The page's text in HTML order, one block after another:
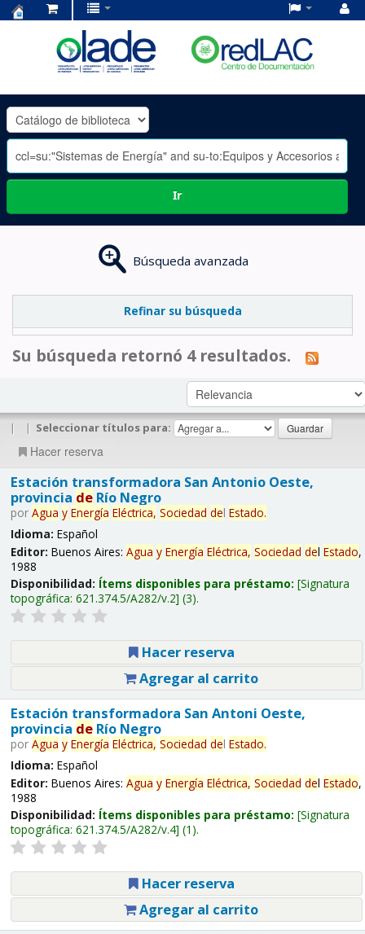
OLADE
-
Ir
Búsqueda avanzada
Refinar su búsqueda
Su búsqueda retornó 4 resultados.
| | Seleccionar títulos para:
Hacer reserva
Estación transformadora San Antonio Oeste,
provincia deRío Negro
por Agua y Energía Eléctrica, Sociedad del Estado.
Idioma: Español
Editor: Buenos Aires: Agua y Energía Eléctrica, Sociedad del Estado,
1988
Disponibilidad: Ítems disponibles para préstamo: Signatura
topográfica: 621.374.5/A282/v.2 (3).
Hacer reserva
Agregar al carrito
Estación transformadora San Antoni Oeste,
provincia deRío Negro
por Agua y Energía Eléctrica, Sociedad del Estado.
Idioma: Español
Editor: Buenos Aires: Agua y Energía Eléctrica, Sociedad del Estado,
1988
Disponibilidad: Ítems disponibles para préstamo: Signatura
topográfica: 621.374.5/A282/v.4 (1).
Hacer reserva
Agregar al carrito